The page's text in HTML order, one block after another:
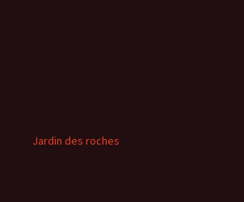
Jardin des roches